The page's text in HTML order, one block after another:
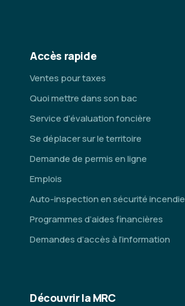
Accès rapide
Ventes pour taxes
Quoi mettre dans son bac
Service d’évaluation foncière
Se déplacer sur le territoire
Demande de permis en ligne
Emplois
Auto-inspection en sécurité incendie
Programmes d’aides financières
Demandes d’accès à l’information
Découvrir la MRC